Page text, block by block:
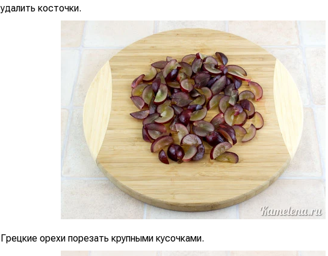
удалить косточки.
Грецкие орехи порезать крупными кусочками.